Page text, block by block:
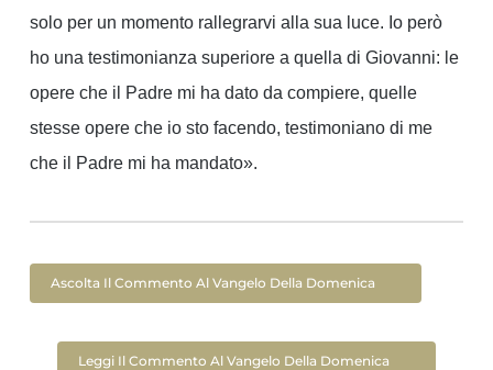
solo per un momento rallegrarvi alla sua luce. Io però
ho una testimonianza superiore a quella di Giovanni: le
opere che il Padre mi ha dato da compiere, quelle
stesse opere che io sto facendo, testimoniano di me
che il Padre mi ha mandato».
Ascolta Il Commento Al Vangelo Della Domenica
Leggi Il Commento Al Vangelo Della Domenica